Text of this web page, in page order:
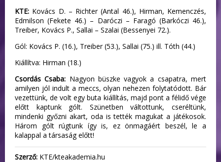
KTE: Kovács D. – Richter (Antal 46.), Hirman, Kemenczés,
Edmilson (Fekete 46.) – Daróczi – Faragó (Barkóczi 46.),
Treiber, Kovács P., Sallai – Szalai (Bessenyei 72.).
Gól: Kovács P. (16.), Treiber (53.), Sallai (75.) ill. Tóth (44.)
Kiállítva: Hirman (18.)
Csordás Csaba: Nagyon büszke vagyok a csapatra, mert
amilyen jól indult a meccs, olyan nehezen folytatódott. Bár
vezettünk, de volt egy buta kiállítás, majd pont a félidő vége
előtt kaptunk gólt. Szünetben váltottunk, cseréltünk,
mindenki győzni akart, oda is tették magukat a játékosok.
Három gólt rúgtunk így is, ez önmagáért beszél, le a
kalappal a társaság előtt!
Szerző: KTE/kteakademia.hu